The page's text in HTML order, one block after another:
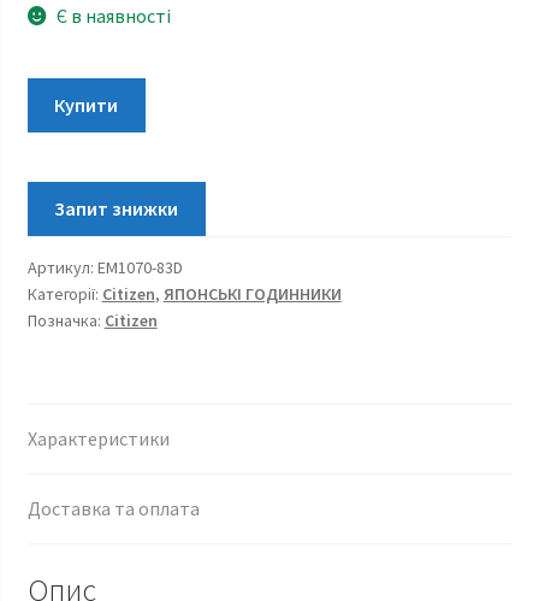
Є в наявності
EcoDrive
EM1070-
83D
кількість
Купити
Артикул: EM1070-83D
Категорії: Citizen, ЯПОНСЬКІ ГОДИННИКИ
Позначка: Citizen
Характеристики
Доставка та оплата
Опис